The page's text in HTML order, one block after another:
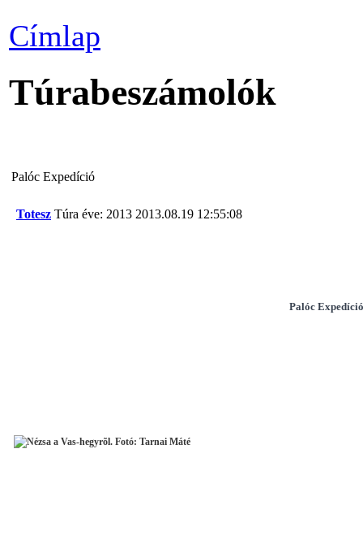
Címlap
Túrabeszámolók
Palóc Expedíció
Totesz Túra éve: 2013 2013.08.19 12:55:08
Palóc